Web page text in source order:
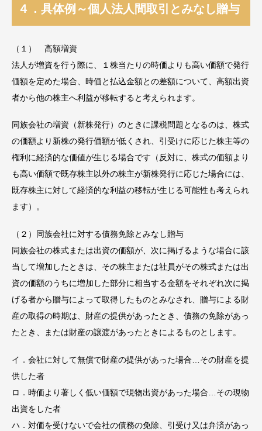
４．具体例～個人法人間取引とみなし贈与
（１） 高額増資
法人が増資を行う際に、１株当たりの時価よりも高い価額で発行
価額を定めた場合、時価と払込金額との差額について、高額出資
者から他の株主へ利益が移転すると考えられます。
同族会社の増資（新株発行）のときに課税問題となるのは、株式
の価額より新株の発行価額が低くされ、引受けに応じた株主等の
権利に経済的な価値が生じる場合です（反対に、株式の価額より
も高い価額で既存株主以外の株主が新株発行に応じた場合には、
既存株主に対して経済的な利益の移転が生じる可能性も考えられ
ます）。
（２）同族会社に対する債務免除とみなし贈与
同族会社の株式または出資の価額が、次に掲げるような場合に該
当して増加したときは、その株主または社員がその株式または出
資の価額のうちに増加した部分に相当する金額をそれぞれ次に掲
げる者から贈与によって取得したものとみなされ、贈与による財
産の取得の時期は、財産の提供があったとき、債務の免除があっ
たとき、または財産の譲渡があったときによるものとします。
イ．会社に対して無償で財産の提供があった場合…その財産を提
供した者
ロ．時価より著しく低い価額で現物出資があった場合…その現物
出資をした者
ハ．対価を受けないで会社の債務の免除、引受け又は弁済があっ